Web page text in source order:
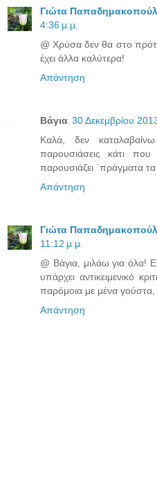
Γιώτα
4:36 μ.μ.
@ Χρύσα δεν θα στο
έχει άλλα καλύτερα!
Απάντηση
Βάγια 30 Δεκεμβρίου
Καλά, δεν
παρουσιάσεις κάτι
παρουσιάζει ΄πράγματα
Απάντηση
Γιώτα
11:12 μ.μ.
@ Βάγια, μιλάω για όλα!
υπάρχει αντικειμενικό
παρόμοια με μένα γούστα,
Απάντηση